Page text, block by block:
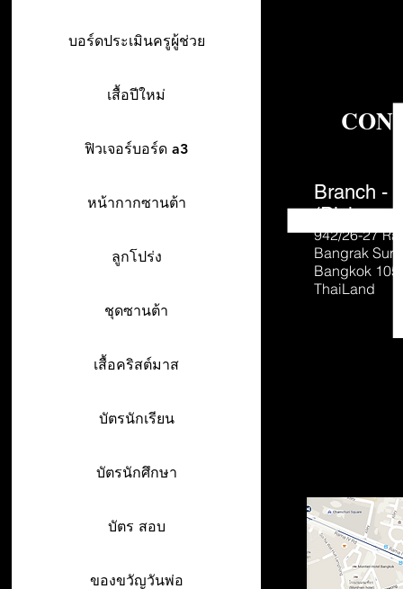
บอร์ดประเมินครูผู้ช่วย
เสื้อปีใหม่
ฟิวเจอร์บอร์ด a3
หน้ากากซานต้า
ลูกโปร่ง
ชุดซานต้า
เสื้อคริสต์มาส
บัตรนักเรียน
บัตรนักศึกษา
บัตร สอบ
ของขวัญวันพ่อ
Branch -
(Pick-up
942/26-27
Bangrak
Bangkok
ThaiLand